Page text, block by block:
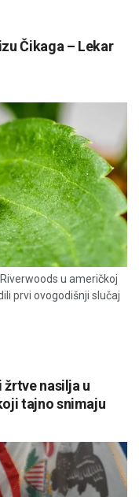
Čikaga – Lekar
u američkoj
prvi ovogodišnji slučaj
nasilja u
tajno snimaju